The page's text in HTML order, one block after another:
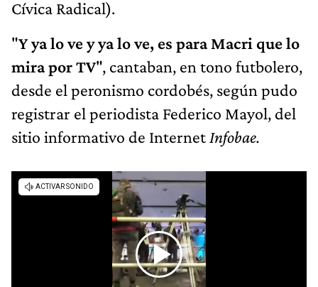
Cívica Radical).
"Y ya lo ve y ya lo ve, es para Macri que lo
mira por TV", cantaban, en tono futbolero,
desde el peronismo cordobés, según pudo
registrar el periodista Federico Mayol, del
sitio informativo de Internet Infobae.